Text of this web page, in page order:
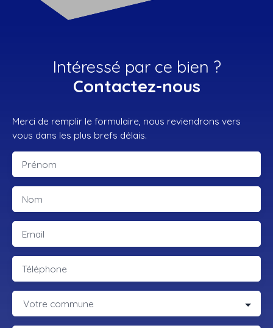
Intéressé par ce bien ?
Contactez-nous
Merci de remplir le formulaire, nous reviendrons vers
vous dans les plus brefs délais.
Prénom
Nom
Email
Téléphone
Votre commune